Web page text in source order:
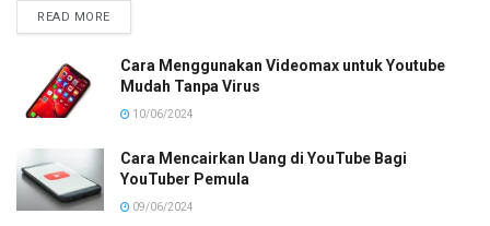
READ MORE
Cara Menggunakan Videomax untuk Youtube
Mudah Tanpa Virus
10/06/2024
Cara Mencairkan Uang di YouTube Bagi
YouTuber Pemula
09/06/2024